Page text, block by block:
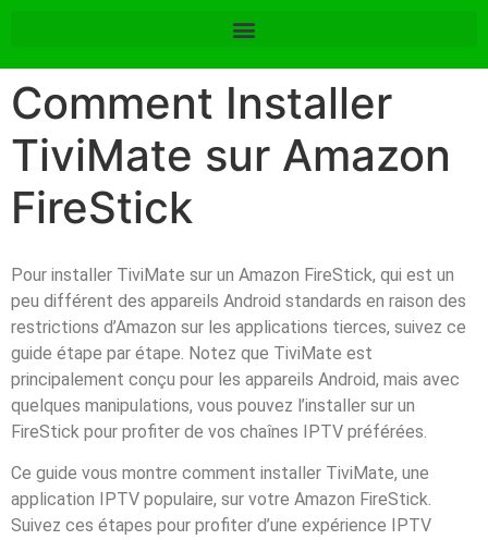
Comment Installer
TiviMate sur Amazon
FireStick
Pour installer TiviMate sur un Amazon FireStick, qui est un
peu différent des appareils Android standards en raison des
restrictions d’Amazon sur les applications tierces, suivez ce
guide étape par étape. Notez que TiviMate est
principalement conçu pour les appareils Android, mais avec
quelques manipulations, vous pouvez l’installer sur un
FireStick pour profiter de vos chaînes IPTV préférées.
Ce guide vous montre comment installer TiviMate, une
application IPTV populaire, sur votre Amazon FireStick.
Suivez ces étapes pour profiter d’une expérience IPTV